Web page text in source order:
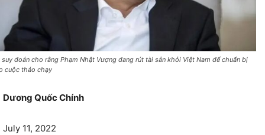
suy đoán cho rằng Phạm Nhật Vượng đang rút tài sản khỏi Việt Nam để chuẩn bị
cuộc tháo chạy
Dương Quốc Chính
July 11, 2022